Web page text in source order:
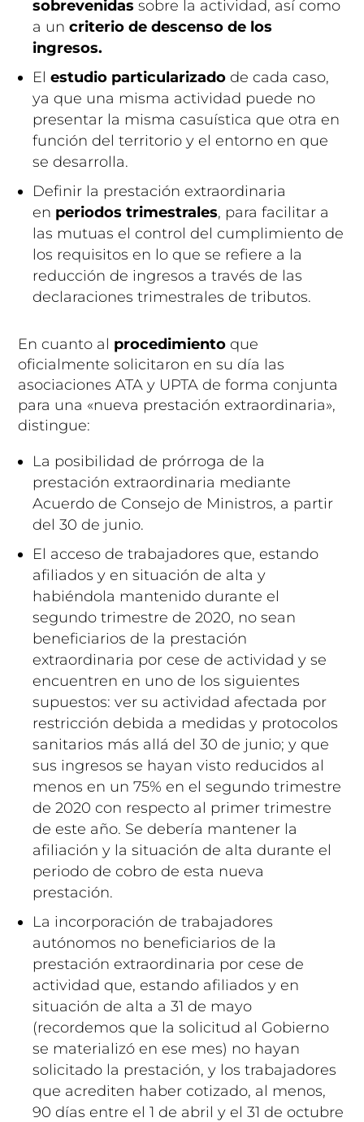
sobrevenidassobre la actividad, así como
a uncriterio de descenso de los
ingresos.
Elestudio particularizado de cada caso,
ya que una misma actividad puede no
presentar la misma casuística que otra en
función del territorio y el entorno en que
se desarrolla.
Definir la prestación extraordinaria
en periodos trimestrales, para facilitar a
las mutuas el control del cumplimiento de
los requisitos en lo que se refiere a la
reducción de ingresos a través de las
declaraciones trimestrales de tributos.
En cuanto al procedimiento que
oficialmente solicitaron en su día las
asociaciones ATA y UPTA de forma conjunta
para una «nueva prestación extraordinaria»,
distingue:
La posibilidad de prórroga de la
prestación extraordinaria mediante
Acuerdo de Consejo de Ministros, a partir
del 30 de junio.
El acceso de trabajadores que, estando
afiliados y en situación de alta y
habiéndola mantenido durante el
segundo trimestre de 2020, no sean
beneficiarios de la prestación
extraordinaria por cese de actividad y se
encuentren en uno de los siguientes
supuestos: ver su actividad afectada por
restricción debida a medidas y protocolos
sanitarios más allá del 30 de junio; y que
sus ingresos se hayan visto reducidos al
menos en un 75% en el segundo trimestre
de 2020 con respecto al primer trimestre
de este año. Se debería mantener la
afiliación y la situación de alta durante el
periodo de cobro de esta nueva
prestación.
La incorporación de trabajadores
autónomos no beneficiarios de la
prestación extraordinaria por cese de
actividad que, estando afiliados y en
situación de alta a 31 de mayo
(recordemos que la solicitud al Gobierno
se materializó en ese mes) no hayan
solicitado la prestación, y los trabajadores
que acrediten haber cotizado, al menos,
90 días entre el 1 de abril y el 31 de octubre